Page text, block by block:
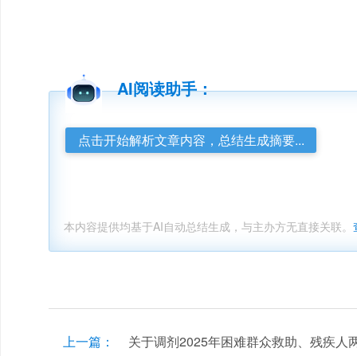
AI阅读助手：
点击开始解析文章内容，总结生成摘要...
本内容提供均基于AI自动总结生成，与主办方无直接关联。
上一篇： 关于调剂2025年困难群众救助、残疾人